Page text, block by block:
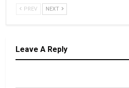
PREV NEXT
Leave A Reply